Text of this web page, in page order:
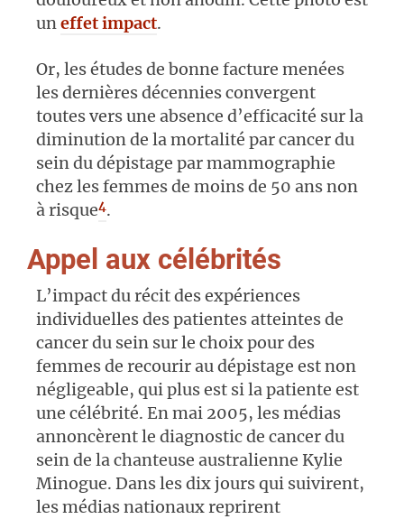
uneffet impact.
Or, les études de bonne facture menées
les dernières décennies convergent
toutes vers une absence d’efficacité sur la
diminution de la mortalité par cancer du
sein du dépistage par mammographie
chez les femmes de moins de 50 ans non
à risque4.
Appel aux célébrités
L’impact du récit des expériences
individuelles des patientes atteintes de
cancer du sein sur le choix pour des
femmes de recourir au dépistage est non
négligeable, qui plus est si la patiente est
une célébrité. En mai 2005, les médias
annoncèrent le diagnostic de cancer du
sein de la chanteuse australienne Kylie
Minogue. Dans les dix jours qui suivirent,
les médias nationaux reprirent